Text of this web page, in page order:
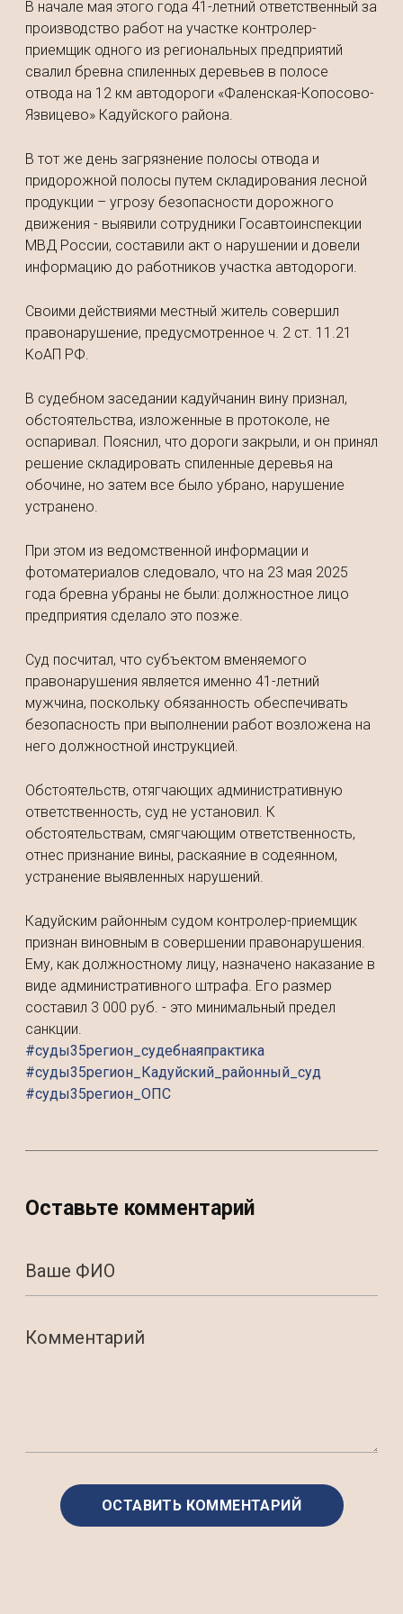
В начале мая этого года 41-летний ответственный за
производство работ на участке контролер-
приемщик одного из региональных предприятий
свалил бревна спиленных деревьев в полосе
отвода на 12 км автодороги «Фаленская-Копосово-
Язвицево» Кадуйского района.
В тот же день загрязнение полосы отвода и
придорожной полосы путем складирования лесной
продукции – угрозу безопасности дорожного
движения - выявили сотрудники Госавтоинспекции
МВД России, составили акт о нарушении и довели
информацию до работников участка автодороги.
Своими действиями местный житель совершил
правонарушение, предусмотренное ч. 2 ст. 11.21
КоАП РФ.
В судебном заседании кадуйчанин вину признал,
обстоятельства, изложенные в протоколе, не
оспаривал. Пояснил, что дороги закрыли, и он принял
решение складировать спиленные деревья на
обочине, но затем все было убрано, нарушение
устранено.
При этом из ведомственной информации и
фотоматериалов следовало, что на 23 мая 2025
года бревна убраны не были: должностное лицо
предприятия сделало это позже.
Суд посчитал, что субъектом вменяемого
правонарушения является именно 41-летний
мужчина, поскольку обязанность обеспечивать
безопасность при выполнении работ возложена на
него должностной инструкцией.
Обстоятельств, отягчающих административную
ответственность, суд не установил. К
обстоятельствам, смягчающим ответственность,
отнес признание вины, раскаяние в содеянном,
устранение выявленных нарушений.
Кадуйским районным судом контролер-приемщик
признан виновным в совершении правонарушения.
Ему, как должностному лицу, назначено наказание в
виде административного штрафа. Его размер
составил 3 000 руб. - это минимальный предел
санкции.
#суды35регион_судебнаяпрактика
#суды35регион_Кадуйский_районный_суд
#суды35регион_ОПС
Оставьте комментарий